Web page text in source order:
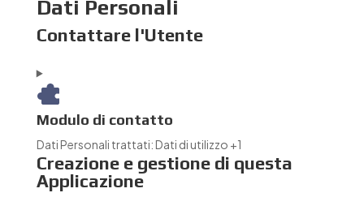
Dati Personali
Contattare l'Utente
Modulo di contatto
Dati Personali trattati:Dati di utilizzo +1
Creazione e gestione di questa
Applicazione